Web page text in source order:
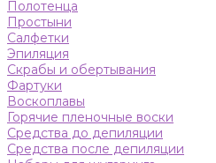
Полотенца
Простыни
Салфетки
Эпиляция
Скрабы и обертывания
Фартуки
Воскоплавы
Горячие пленочные воски
Средства до депиляции
Средства после депиляции